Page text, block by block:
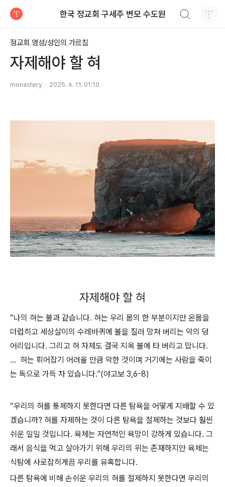
한국 정교회 구세주 변모 수도원
정교회 영성/성인의 가르침
자제해야 할 혀
monastery 2025. 6. 11. 01:10
자제해야 할 혀
“나의 혀는 불과 같습니다. 혀는 우리 몸의 한 부분이지만 온몸을
더럽히고 세상살이의 수레바퀴에 불을 질러 망쳐 버리는 악의 덩
어리입니다. 그리고 혀 자체도 결국 지옥 불에 타 버리고 맙니다.
… 혀는 휘어잡기 어려울 만큼 악한 것이며 거기에는 사람을 죽이
는 독으로 가득 차 있습니다.”(야고보 3,6-8)
“우리의 혀를 통제하지 못한다면 다른 탐욕을 어떻게 지배할 수 있
겠습니까? 혀를 자제하는 것이 다른 탐욕을 절제하는 것보다 훨씬
쉬운 일일 것입니다. 육체는 자연적인 욕망이 강하게 있습니다. 그
래서 음식을 먹고 살아가기 위해 우리의 위는 존재하지만 육체는
식탐에 사로잡히게끔 우리를 유혹합니다.
다른 탐욕에 비해 손쉬운 우리의 혀를 절제하지 못한다면 우리의